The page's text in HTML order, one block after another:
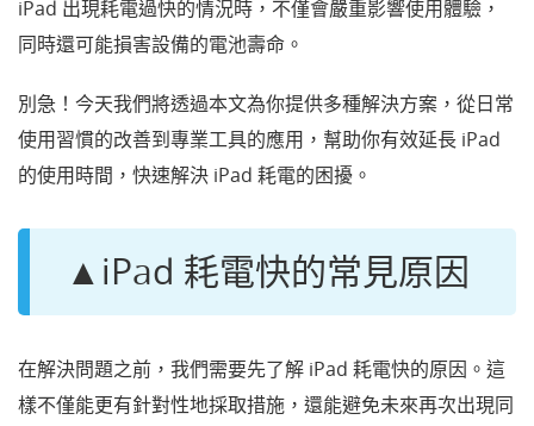
iPad 出現耗電過快的情況時，不僅會嚴重影響使用體驗，
同時還可能損害設備的電池壽命。
別急！今天我們將透過本文為你提供多種解決方案，從日常
使用習慣的改善到專業工具的應用，幫助你有效延長 iPad
的使用時間，快速解決 iPad 耗電的困擾。
▲iPad 耗電快的常見原因
在解決問題之前，我們需要先了解 iPad 耗電快的原因。這
樣不僅能更有針對性地採取措施，還能避免未來再次出現同